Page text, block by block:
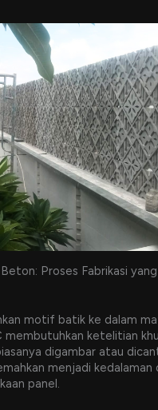
Beton: Proses Fabrikasi
motif batik ke dalam
membutuhkan ketelitian
digambar atau
menjadi
panel.